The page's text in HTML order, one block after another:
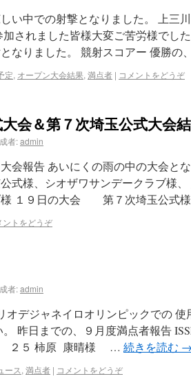
い中での射撃となりました。 上三
されました皆様大変ご苦労様でし
なりました。 競射スコアー 優勝の
定, オープン大会結果, 満点者 | コメントをどうぞ
会＆第７次埼玉公式大会
者:admin
会報告 あいにくの雨の中の大会と
、シオザワサンデークラブ様、
様 １９日の大会 第７次埼玉公式
ントをどうぞ
者:admin
オデジャネイロオリンピックでの
。 昨日までの、９月度満点者報告
２５ 柿原 康晴様 … 続きを読む →
ース, 満点者 | コメントをどうぞ